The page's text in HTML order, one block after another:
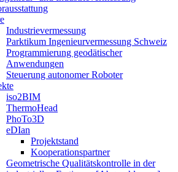
Industrievermessung
Parktikum Ingenieurvermessung Schweiz
Programmierung geodätischer
Anwendungen
Steuerung autonomer Roboter
iso2BIM
ThermoHead
PhoTo3D
eDIan
Projektstand
Kooperationspartner
Geometrische Qualitätskontrolle in der